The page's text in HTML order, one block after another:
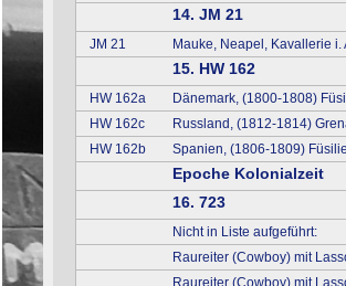
14. JM 21
JM 21 Mauke, Neapel, Kavallerie i.
15. HW 162
HW 162a
Dänemark, (1800-1808)
HW 162c
Russland, (1812-1814)
HW 162b
Spanien, (1806-1809)
Epoche Kolonialzeit
16. 723
Nicht in Liste aufgeführt:
Raureiter (Cowboy) mit